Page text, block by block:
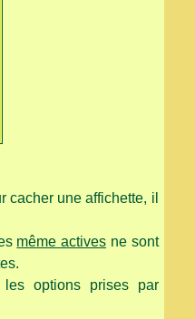
cacher une affichette, il
même actives ne sont
options prises par